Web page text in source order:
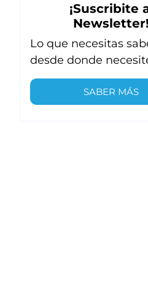
¡Suscribite
Newsletter!
Lo que necesitas
desde donde
SABER MÁS